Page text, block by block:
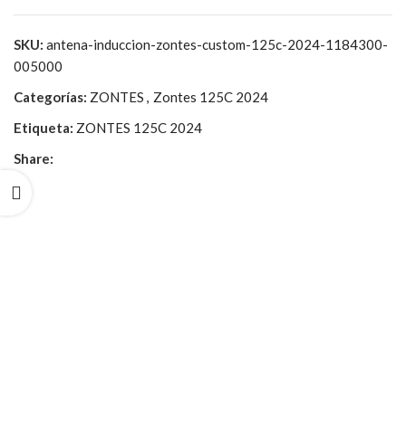
SKU: antena-induccion-zontes-custom-125c-2024-1184300-
005000
Categorías: ZONTES , Zontes 125C 2024
Etiqueta: ZONTES 125C 2024
Share: